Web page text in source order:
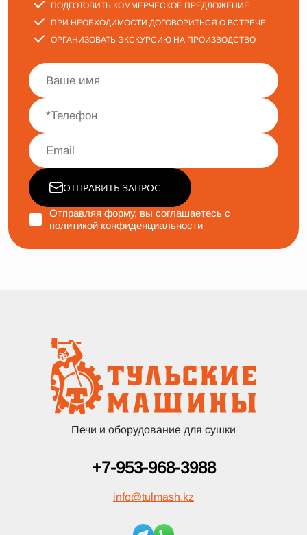
ПОДГОТОВИТЬ КОММЕРЧЕСКОЕ ПРЕДЛОЖЕНИЕ
ПРИ НЕОБХОДИМОСТИ ДОГОВОРИТЬСЯ О ВСТРЕЧЕ
ОРГАНИЗОВАТЬ ЭКСКУРСИЮ НА ПРОИЗВОДСТВО
ОТПРАВИТЬ ЗАПРОС
Отправляя форму, вы соглашаетесь с
политикой конфиденциальности
Печи и оборудование для сушки
+7-953-968-3988
info@tulmash.kz